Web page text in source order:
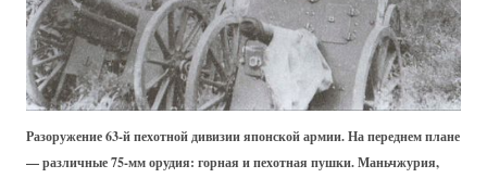
Разоружение 63-й пехотной дивизии японской армии. На переднем плане
— различные 75-мм орудия: горная и пехотная пушки. Маньчжурия,